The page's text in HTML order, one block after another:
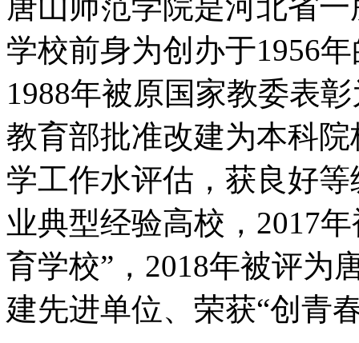
学校前身为创办于1956
1988年被原国家教委表
教育部批准改建为本科
学工作水评估，获良好
业典型经验高校，2017
育学校”，2018年被评为
建先进单位、荣获“创青